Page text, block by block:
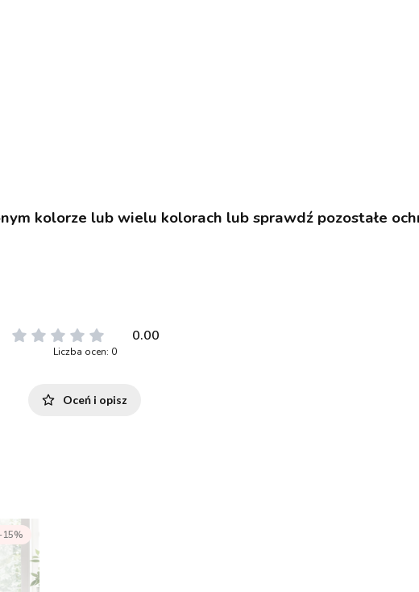
kolorze lub wielu kolorach lub sprawdź pozostałe
0.00
Liczba ocen: 0
Oceń i opisz
-15%